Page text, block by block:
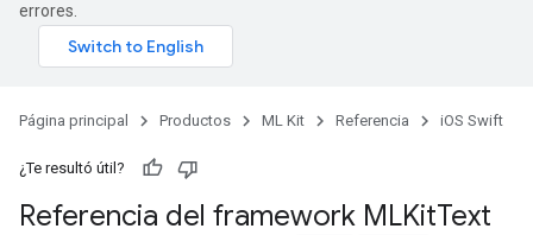
errores.
Página principal Productos ML Kit Referencia iOS Swift
¿Te resultó útil?
Referencia del framework MLKitText